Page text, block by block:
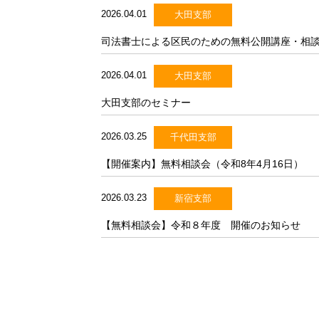
2026.04.01 大田支部
司法書士による区民のための無料公開講座・相
2026.04.01 大田支部
大田支部のセミナー
2026.03.25 千代田支部
【開催案内】無料相談会（令和8年4月16日）
2026.03.23 新宿支部
【無料相談会】令和８年度 開催のお知らせ